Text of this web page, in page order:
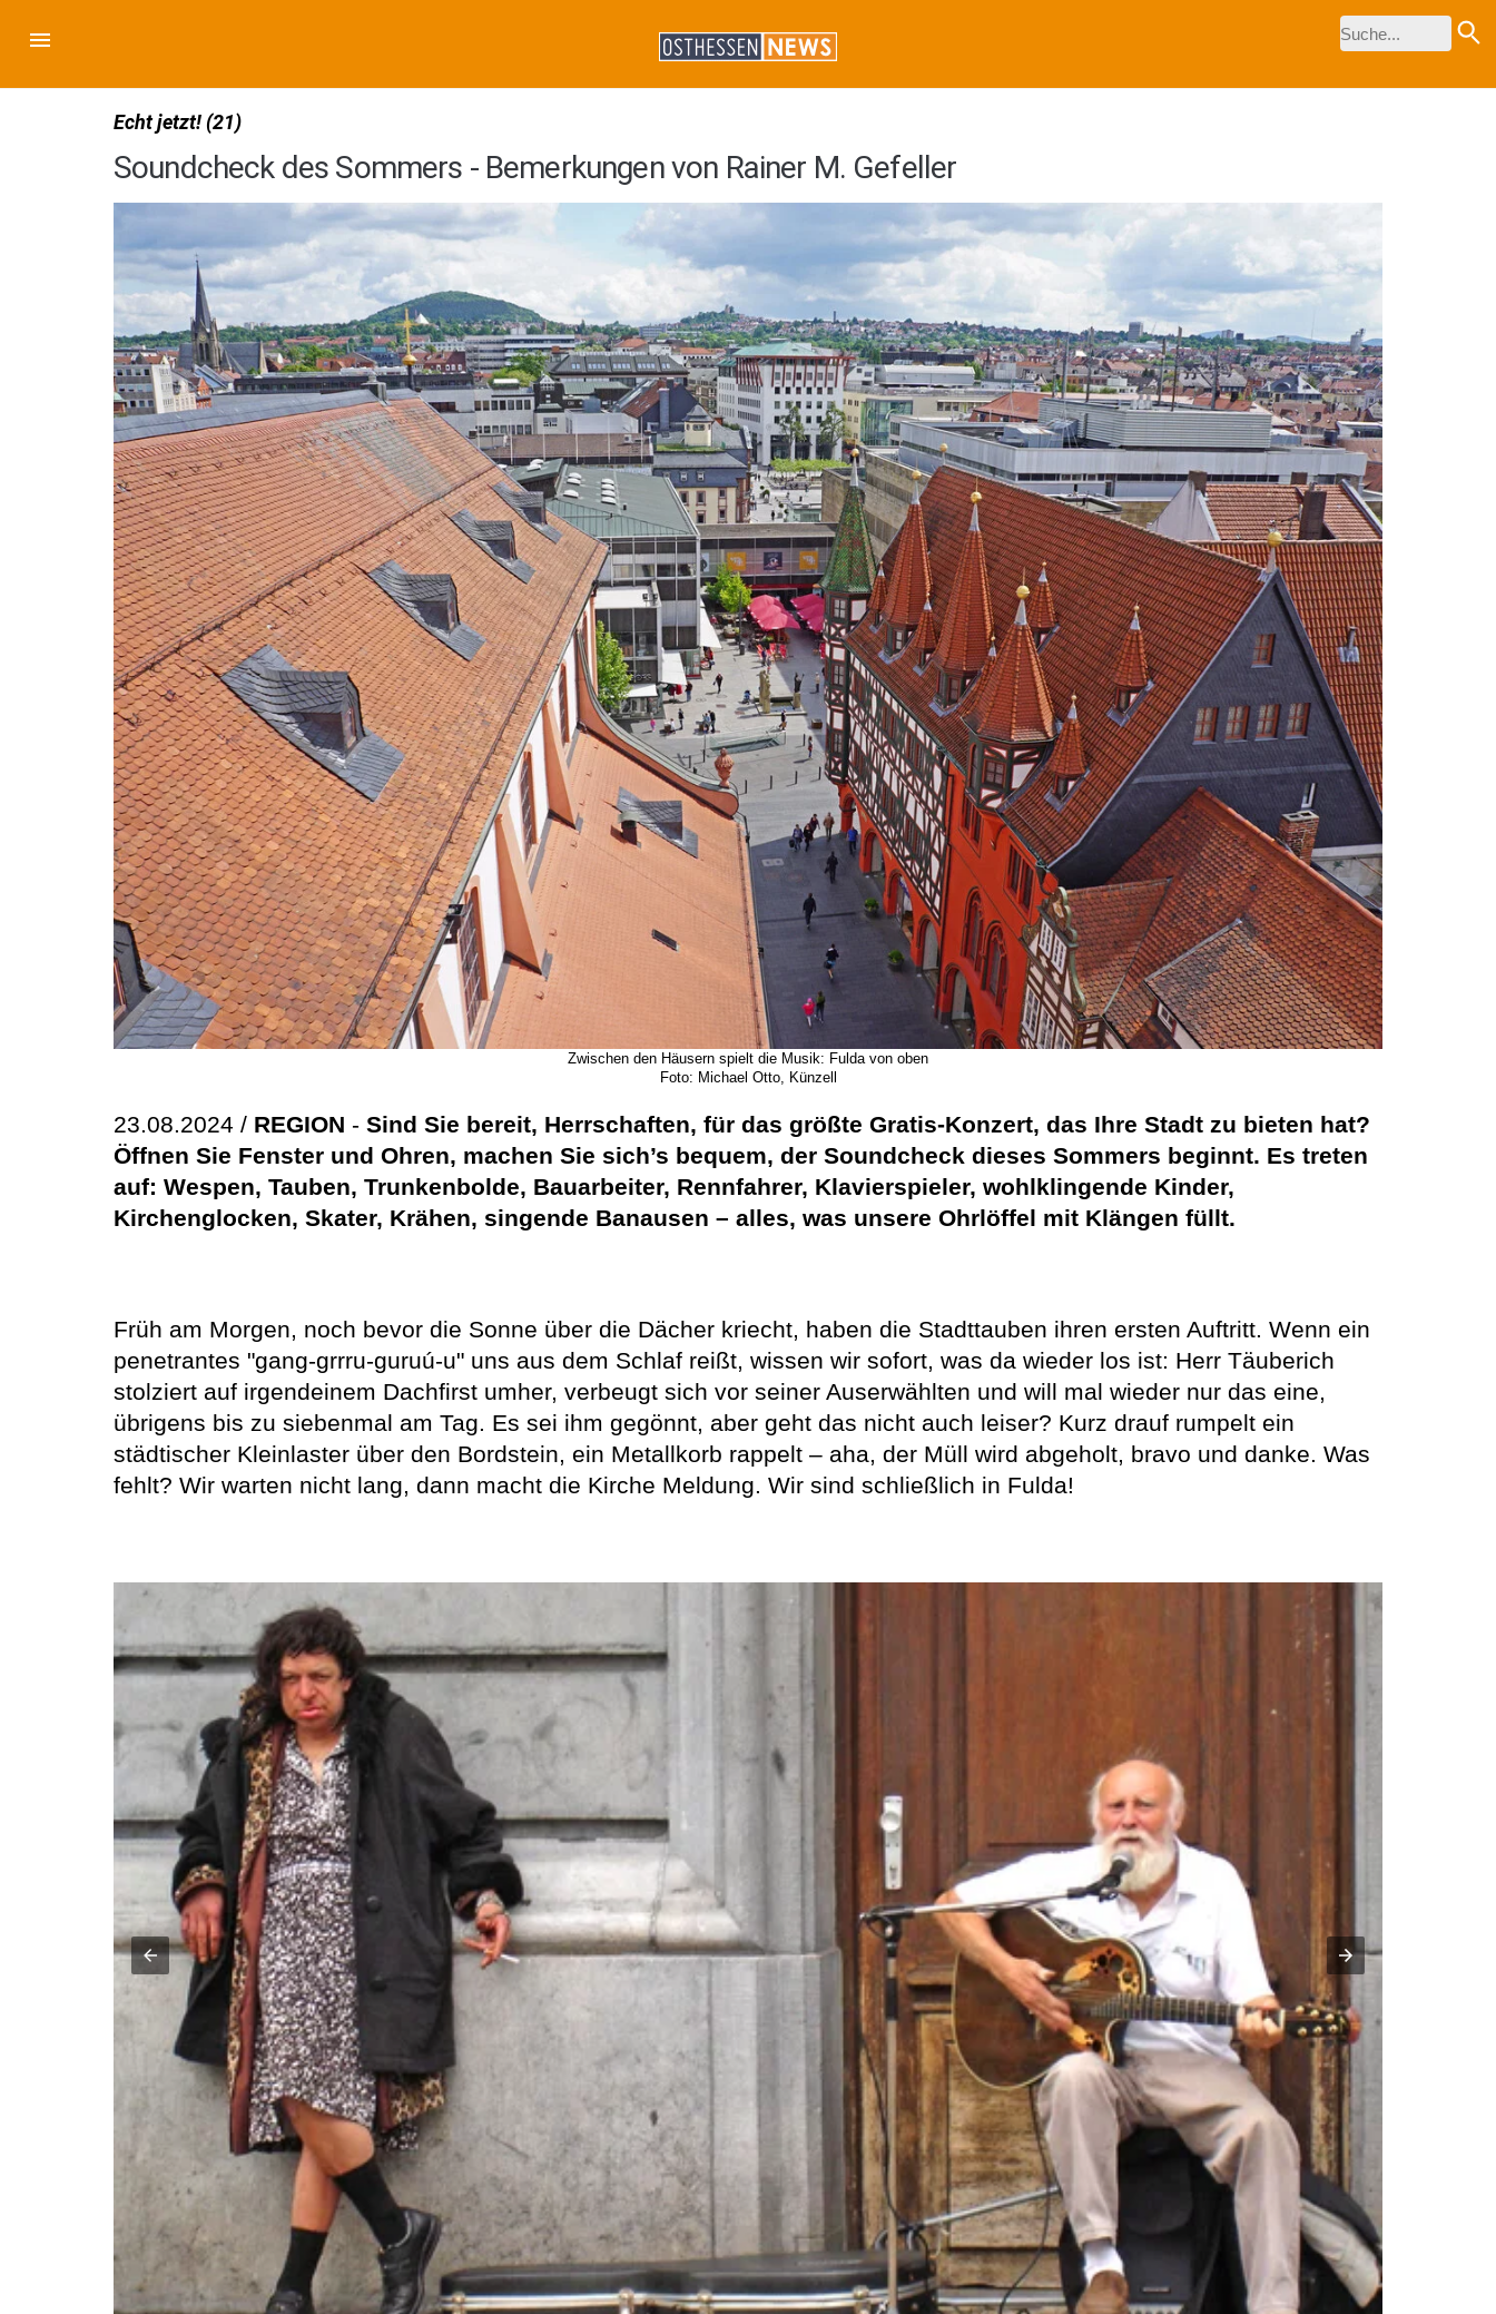
Echt jetzt! (21)
Soundcheck des Sommers - Bemerkungen von Rainer M. Gefeller
Zwischen den Häusern spielt die Musik: Fulda von oben
Foto: Michael Otto, Künzell
23.08.2024 / REGION - Sind Sie bereit, Herrschaften, für das größte Gratis-Konzert, das Ihre Stadt zu bieten hat?
Öffnen Sie Fenster und Ohren, machen Sie sich’s bequem, der Soundcheck dieses Sommers beginnt. Es treten
auf: Wespen, Tauben, Trunkenbolde, Bauarbeiter, Rennfahrer, Klavierspieler, wohlklingende Kinder,
Kirchenglocken, Skater, Krähen, singende Banausen – alles, was unsere Ohrlöffel mit Klängen füllt.
Früh am Morgen, noch bevor die Sonne über die Dächer kriecht, haben die Stadttauben ihren ersten Auftritt. Wenn ein
penetrantes "gang-grrru-guruú-u" uns aus dem Schlaf reißt, wissen wir sofort, was da wieder los ist: Herr Täuberich
stolziert auf irgendeinem Dachfirst umher, verbeugt sich vor seiner Auserwählten und will mal wieder nur das eine,
übrigens bis zu siebenmal am Tag. Es sei ihm gegönnt, aber geht das nicht auch leiser? Kurz drauf rumpelt ein
städtischer Kleinlaster über den Bordstein, ein Metallkorb rappelt – aha, der Müll wird abgeholt, bravo und danke. Was
fehlt? Wir warten nicht lang, dann macht die Kirche Meldung. Wir sind schließlich in Fulda!